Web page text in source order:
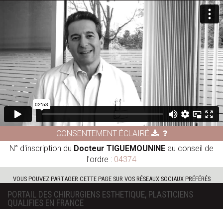
CONSENTEMENT ÉCLAIRÉ
N° d'inscription du Docteur TIGUEMOUNINE au conseil de
l'ordre : 04374
VOUS POUVEZ PARTAGER CETTE PAGE SUR VOS RÉSEAUX SOCIAUX PRÉFÉRÉS
PORTAIL DES CHIRURGIENS ESTHETIQUE, PLASTICIENS
QUALIFIES EN FRANCE